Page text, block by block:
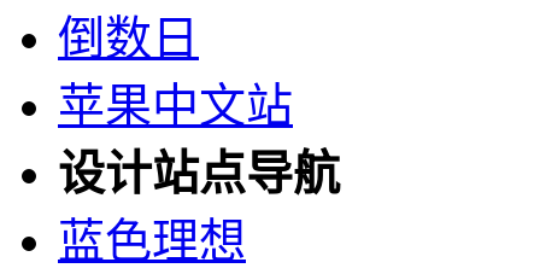
倒数日
苹果中文站
设计站点导航
蓝色理想